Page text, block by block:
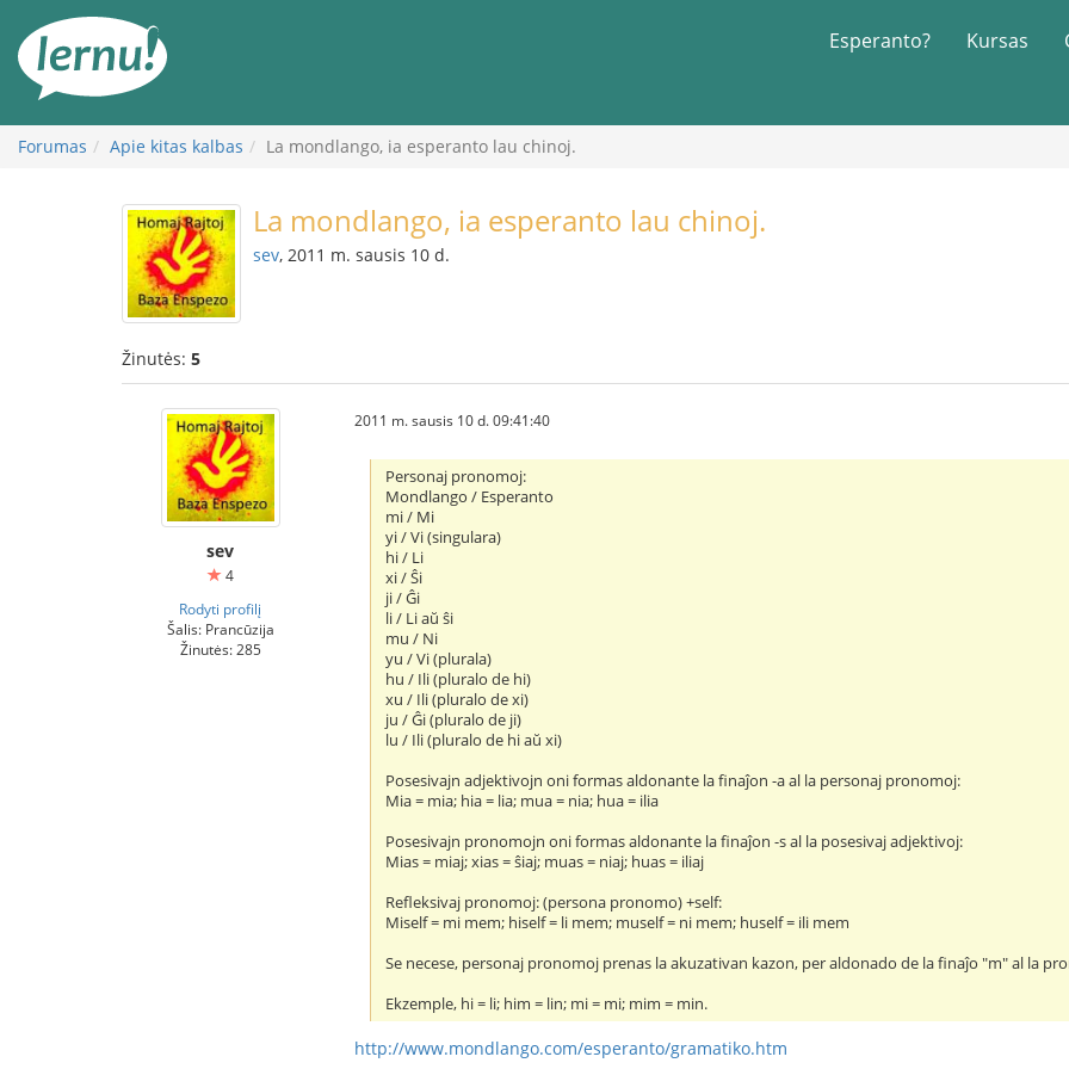
turinį
Esperanto? Kursas
Forumas Apie kitas kalbas La mondlango, ia esperanto lau chinoj.
La mondlango, ia esperanto lau chinoj.
sev, 2011 m. sausis 10 d.
Žinutės: 5
sev
4
Rodyti profilį
Šalis: Prancūzija
Žinutės: 285
2011 m. sausis 10 d. 09:41:40
Personaj pronomoj:
Mondlango / Esperanto
mi / Mi
yi / Vi (singulara)
hi / Li
xi / Ŝi
ji / Ĝi
li / Li aŭ ŝi
mu / Ni
yu / Vi (plurala)
hu / Ili (pluralo de hi)
xu / Ili (pluralo de xi)
ju / Ĝi (pluralo de ji)
lu / Ili (pluralo de hi aŭ xi)
Posesivajn adjektivojn oni formas aldonante la finaĵon -a al la personaj pronomoj:
Mia = mia; hia = lia; mua = nia; hua = ilia
Posesivajn pronomojn oni formas aldonante la finaĵon -s al la posesivaj adjektivoj:
Mias = miaj; xias = ŝiaj; muas = niaj; huas = iliaj
Refleksivaj pronomoj: (persona pronomo) +self:
Miself = mi mem; hiself = li mem; muself = ni mem; huself = ili mem
Se necese, personaj pronomoj prenas la akuzativan kazon, per aldonado de la finaĵo "m" al la
Ekzemple, hi = li; him = lin; mi = mi; mim = min.
http://www.mondlango.com/esperanto/gramatiko.htm